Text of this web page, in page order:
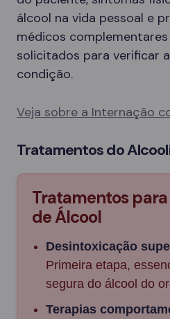
álcool na vida pessoal e
médicos
solicitados para verificar
condição.
Veja sobre a Internação
Tratamentos do
Tratamentos
de Álcool
Desintoxicação
Primeira etapa,
segura do álcool do
Terapias